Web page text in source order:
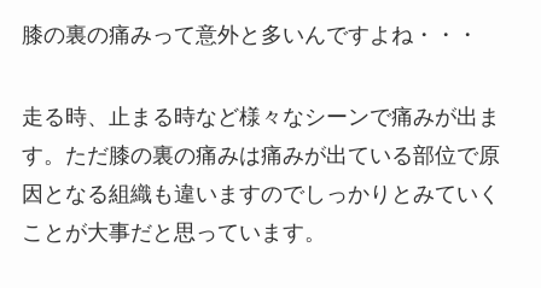
膝の裏の痛みって意外と多いんですよね・・・
走る時、止まる時など様々なシーンで痛みが出ま
す。ただ膝の裏の痛みは痛みが出ている部位で原
因となる組織も違いますのでしっかりとみていく
ことが大事だと思っています。